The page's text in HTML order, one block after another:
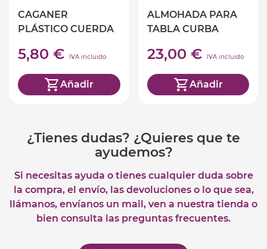
CAGANER
PLÁSTICO CUERDA
5,80 € IVA incluido
Añadir
ALMOHADA PARA
TABLA CURBA
ESPACIO
23,00 € IVA incluido
Añadir
¿Tienes dudas? ¿Quieres que te
ayudemos?
Si necesitas ayuda o tienes cualquier duda sobre
la compra, el envío, las devoluciones o lo que sea,
llámanos, envíanos un mail, ven a nuestra tienda o
bien consulta las preguntas frecuentes.